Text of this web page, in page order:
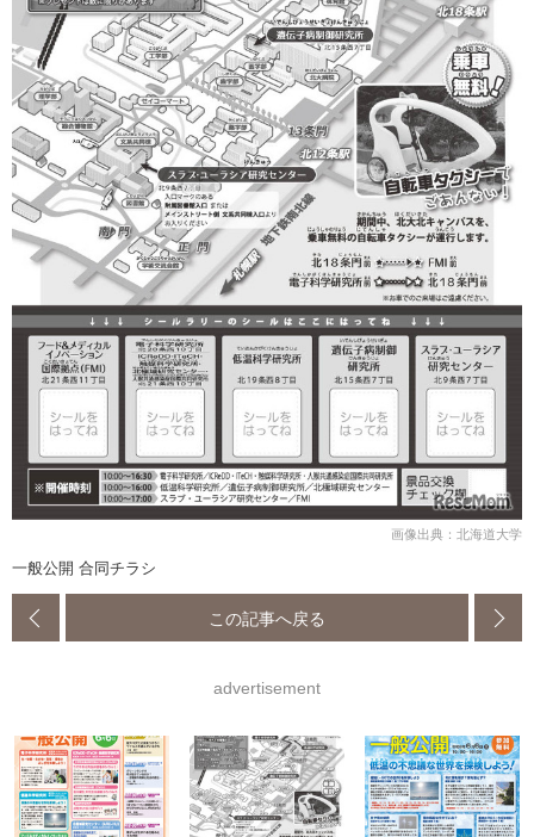
画像出典：北海道大学
一般公開 合同チラシ
この記事へ戻る
advertisement